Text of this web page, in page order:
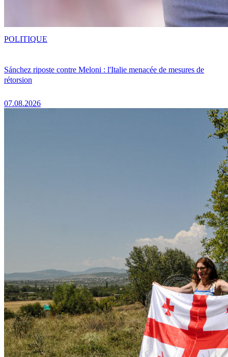
Sánchez riposte contre Meloni : l'Italie menacée de mesures de
rétorsion
07.08.2026
POLITIQUE